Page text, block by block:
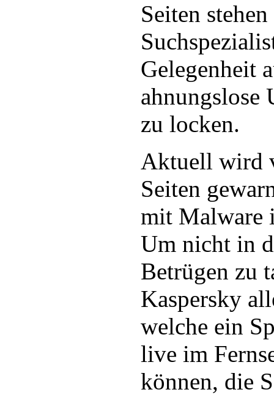
Seiten
Gelegenheit
ahnungslose
zu locken.
Aktuell wird
Seiten
mit Malware
Um nicht in
Betrügen zu
Kaspersky
welche ein
live im
können, die